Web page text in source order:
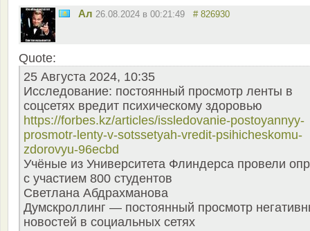
Ал 26.08.2024 в 00:21:49 # 826930
Quote:
25 Августа 2024, 10:35
Исследование: постоянный просмотр ленты в
соцсетях вредит психическому здоровью
https://forbes.kz/articles/issledovanie-postoyannyy-
prosmotr-lenty-v-sotssetyah-vredit-psihicheskomu-
zdorovyu-96ecbd
Учёные из Университета Флиндерса провели
с участием 800 студентов
Светлана Абдрахманова
Думскроллинг — постоянный просмотр
новостей в социальных сетях